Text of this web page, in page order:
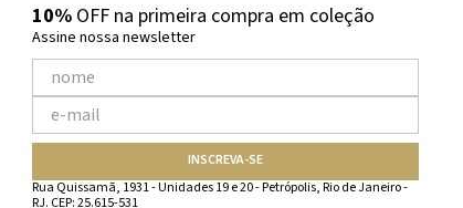
10%OFF na primeira compra em coleção
Assine nossa newsletter
INSCREVA-SE
Rua Quissamã, 1931 - Unidades 19 e 20 - Petrópolis, Rio de Janeiro -
RJ. CEP: 25.615-531